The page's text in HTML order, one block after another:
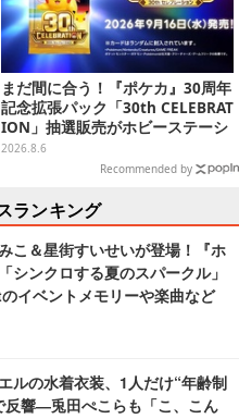
まだ間に合う！『ポケカ』30周年
記念拡張パック「30th CELEBRAT
ION」抽選販売がホビーステーシ
ョンで実施中、8月6日まで
2026.8.6
Recommended by
ランキング
こ＆星街すいせいが登場！『ホ
シンクロする夏のスパークル」
イベントメモリーや楽曲など
ルの水着衣装、1人だけ“年齢制
反響―兎田ぺこらも「こ、こん